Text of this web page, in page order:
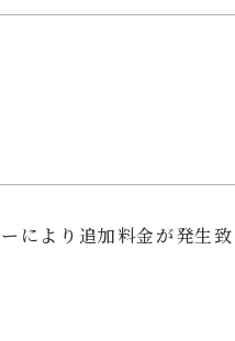
により追加料金が発生致